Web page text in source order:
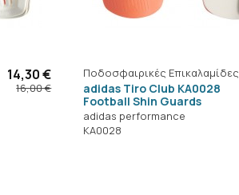
14,30 €
16,00 €
Ποδοσφαιρικές Επικαλαμίδες
adidas Tiro Club KA0028
Football Shin Guards
adidas performance
KA0028